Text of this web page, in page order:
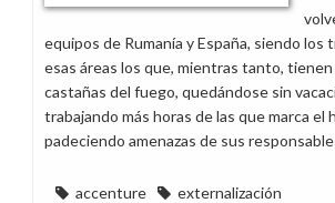
equipos de Rumanía y España, siendo los
esas áreas los que, mientras tanto, tienen
castañas del fuego, quedándose sin
trabajando más horas de las que marca el
padeciendo amenazas de sus
accenture externalización